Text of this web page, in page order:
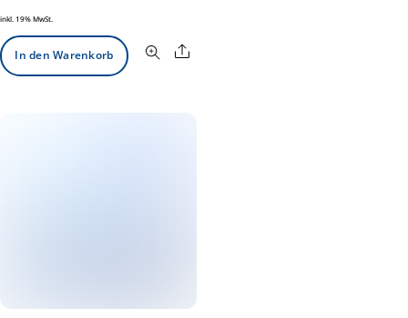
inkl. 19% MwSt.
In den Warenkorb Share